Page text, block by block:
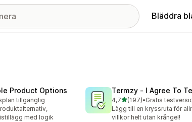
Bläddra
Product Options
tillgänglig
med logik
Termzy ‑ I Agree To
4,7av 5 stjärnor
(197)
197 recensioner totalt
•
Lägg till en kryssruta för
villkor helt utan krångel!